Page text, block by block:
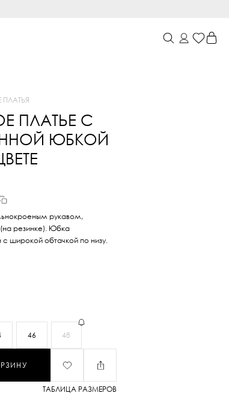
ПЛАТЬЯ
ПЛАТЬЕ С
ЮБКОЙ
рукавом,
резинке). Юбка
широкой обтачкой по низу.
46 48
ТАБЛИЦА РАЗМЕРОВ